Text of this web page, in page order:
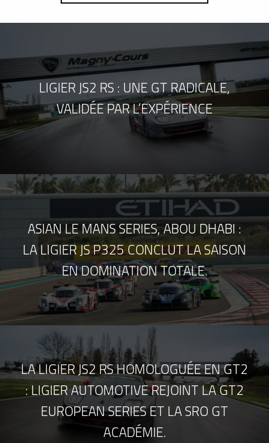
LIGIER JS2 RS : UNE GT RADICALE,
VALIDÉE PAR L’EXPÉRIENCE
ASIAN LE MANS SERIES, ABOU DHABI :
LA LIGIER JS P325 CONCLUT LA SAISON
EN DOMINATION TOTALE.
LA LIGIER JS2 RS HOMOLOGUÉE EN GT2
: LIGIER AUTOMOTIVE REJOINT LA GT2
EUROPEAN SERIES ET LA SRO GT
ACADÉMIE.